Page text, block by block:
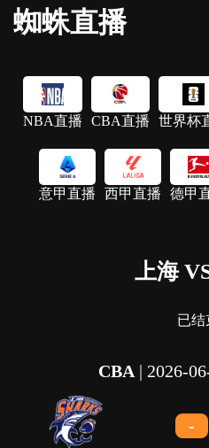
蜘蛛直播
NBA直播 CBA直播 世界杯
意甲直播 西甲直播 德甲
上海
已结
CBA | 2026-
-